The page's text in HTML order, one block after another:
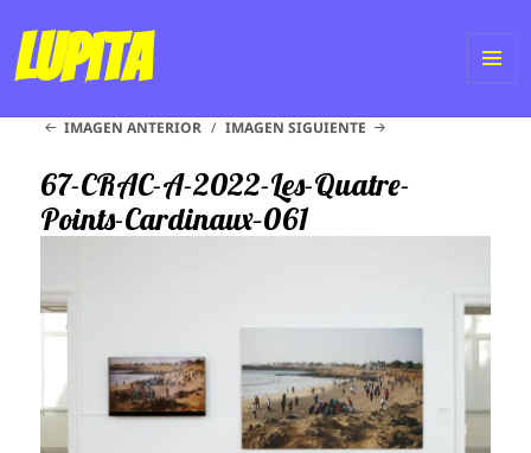
Lupita
IMAGEN ANTERIOR IMAGEN SIGUIENTE
67-CRAC-A-2022-Les-Quatre-
Points-Cardinaux–061